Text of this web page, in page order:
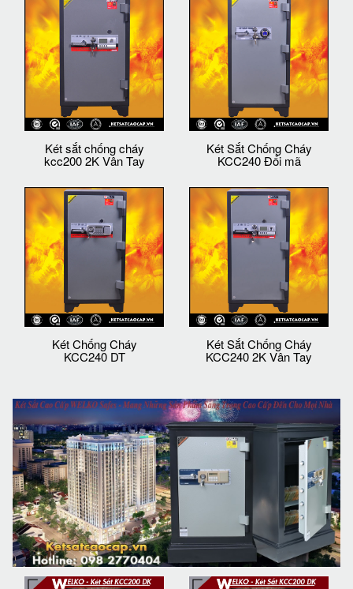
Két sắt chống cháy
kcc200 2K Vân Tay
Két Sắt Chống Cháy
KCC240 Đổi mã
Két Chống Cháy
KCC240 DT
Két Sắt Chống Cháy
KCC240 2K Vân Tay